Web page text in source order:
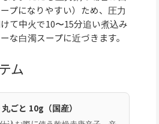
プになりやすい）ため、圧力
て中火で10〜15分追い煮込み
な白濁スープに近づきます。
ム
ごと 10g（国産）